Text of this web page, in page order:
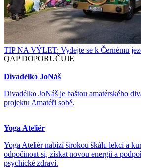
TIP NA VÝLET: Vydejte se k Černému
QAP DOPORUČUJE
Divadélko JoNáš
Divadélko JoNáš je baštou amatérského
projektu Amatéři sobě.
Yoga Ateliér
Yoga Ateliér nabízí širokou škálu lekcí a
odpočinout si, získat novou energii a
psychické zdraví.